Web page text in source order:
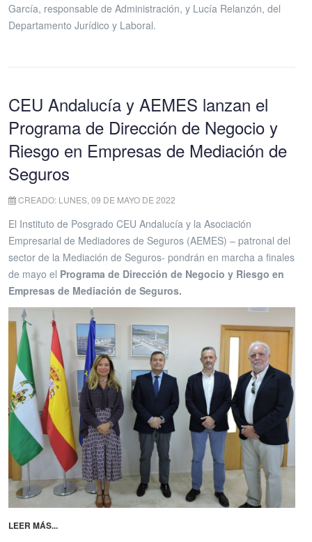
García, responsable de Administración, y Lucía Relanzón, del
Departamento Jurídico y Laboral.
CEU Andalucía y AEMES lanzan el
Programa de Dirección de Negocio y
Riesgo en Empresas de Mediación de
Seguros
CREADO: LUNES, 09 DE MAYO DE 2022
El Instituto de Posgrado CEU Andalucía y la Asociación
Empresarial de Mediadores de Seguros (AEMES) – patronal del
sector de la Mediación de Seguros- pondrán en marcha a finales
de mayo el Programa de Dirección de Negocio y Riesgo en
Empresas de Mediación de Seguros.
LEER MÁS...